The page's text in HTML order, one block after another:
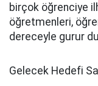
birçok öğrenciye
öğretmenleri,
dereceyle gurur
Gelecek Hedefi